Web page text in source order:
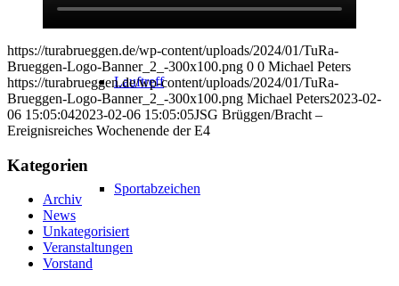
Lauftreff
Sportabzeichen
https://turabrueggen.de/wp-content/uploads/2024/01/TuRa-
Brueggen-Logo-Banner_2_-300x100.png 0 0 Michael Peters
https://turabrueggen.de/wp-content/uploads/2024/01/TuRa-
Brueggen-Logo-Banner_2_-300x100.png Michael Peters2023-02-
06 15:05:042023-02-06 15:05:05JSG Brüggen/Bracht –
Ereignisreiches Wochenende der E4
Kategorien
Archiv
News
Unkategorisiert
Veranstaltungen
Vorstand